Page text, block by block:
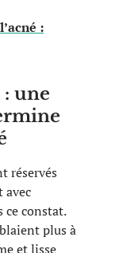
:
: une
réservés
avec
ce constat.
plus à
et lisse